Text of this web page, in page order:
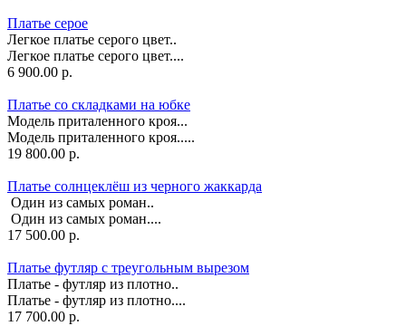
Платье серое
Легкое платье серого цвет..
Легкое платье серого цвет....
6 900.00 р.
Платье со складками на юбке
Модель приталенного кроя...
Модель приталенного кроя.....
19 800.00 р.
Платье солнцеклёш из черного жаккарда
Один из самых роман..
Один из самых роман....
17 500.00 р.
Платье футляр с треугольным вырезом
Платье - футляр из плотно..
Платье - футляр из плотно....
17 700.00 р.